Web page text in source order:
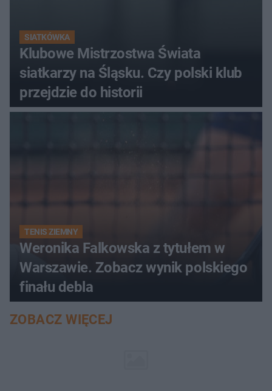
SIATKÓWKA
Klubowe Mistrzostwa Świata
siatkarzy na Śląsku. Czy polski klub
przejdzie do historii
TENIS ZIEMNY
Weronika Falkowska z tytułem w
Warszawie. Zobacz wynik polskiego
finału debla
ZOBACZ WIĘCEJ